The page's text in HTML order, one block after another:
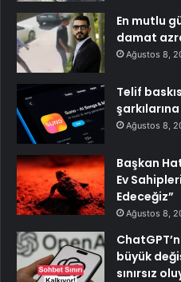
En mutlu
damat
Ağustos 8,
Telif
Ağustos 8,
Başkan
Ev
Edeceğiz”
Ağustos 8,
büyük
sınırsız